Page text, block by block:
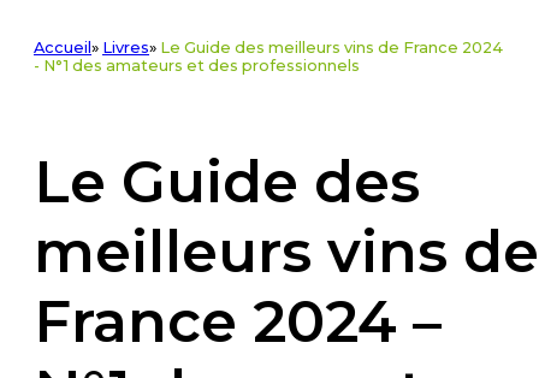
Accueil » Livres» Le Guide des meilleurs vins de France 2024
- N°1 des amateurs et des professionnels
Le Guide des
meilleurs vins de
France 2024 –